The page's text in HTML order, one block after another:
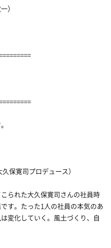
）
保寛司プロデュース）
られた大久保寛司さんの社員時
す。たった1人の社員の本気のあ
変化していく。風土づくり、自